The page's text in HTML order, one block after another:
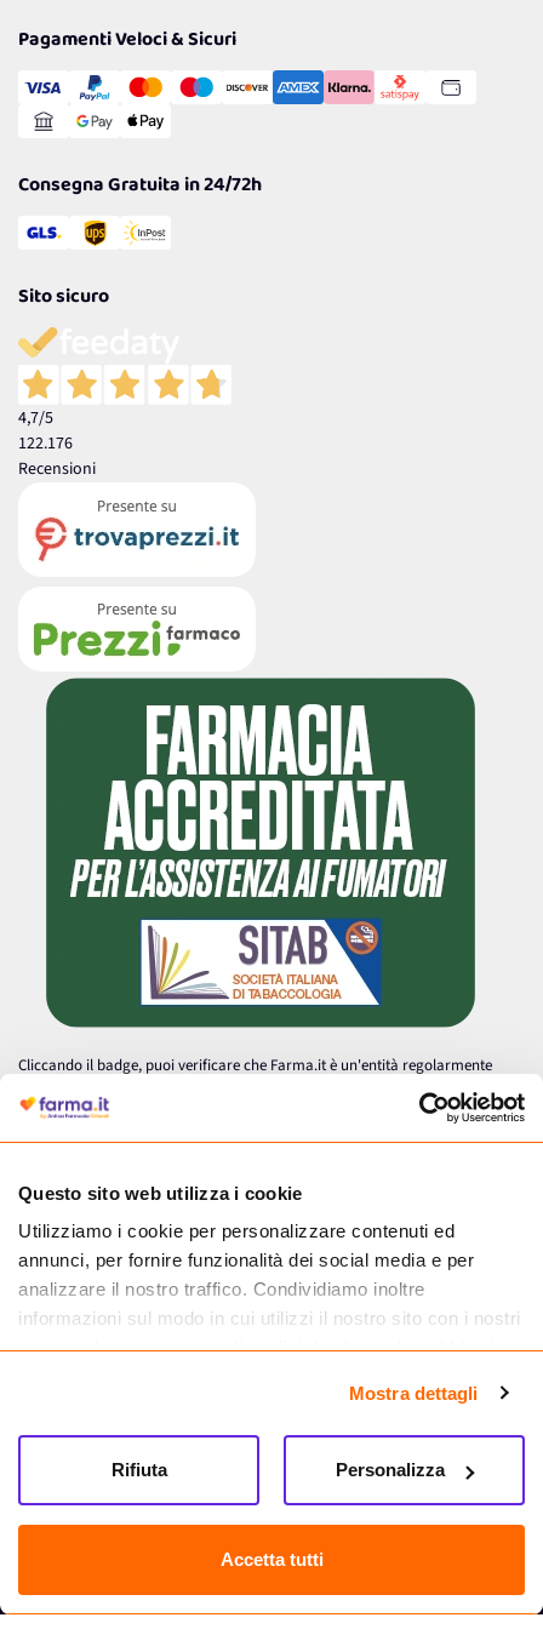
Questo sito web utilizza i cookie
Utilizziamo i cookie per personalizzare contenuti ed
annunci, per fornire funzionalità dei social media e per
analizzare il nostro traffico. Condividiamo inoltre
informazioni sul modo in cui utilizzi il nostro sito con i nostri
partner che si occupano di analisi dei dati web, pubblicità e
informazioni che hai fornito loro o che hanno raccolto dal
tuo utilizzo dei loro servizi.
Mostra dettagli
Accetta tutti
Personalizza
Rifiuta
Cookie Policy
Gestisci Cookie
Reso Facile e Veloce
Pagamenti Veloci & Sicuri
Consegna Gratuita in 24/72h
Sito sicuro
4,7/5
122.176
Recensioni
Cliccando il badge, puoi verificare che Farma.it è un'entità regolarmente
autorizzata dal Ministero della Salute a effettuare la vendita online di
medicinali.
Farma.it S.a.s. P. IVA 07417261216 REA: NA-884088
CREDITS
Sede legale Via delle Repubbliche Marinare 128, 80147 Napoli